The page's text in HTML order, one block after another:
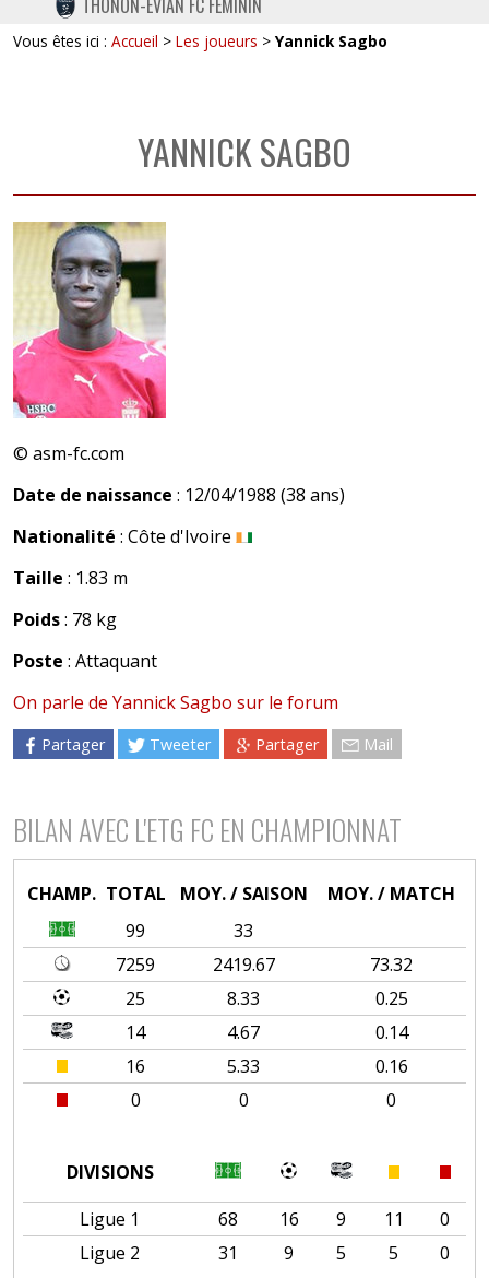
TWITTERTHONON-EVIAN FC FÉMININ
Vous êtes ici : Accueil > Les joueurs > Yannick Sagbo
YANNICK SAGBO
© asm-fc.com
Date de naissance : 12/04/1988 (38 ans)
Nationalité : Côte d'Ivoire
Taille : 1.83 m
Poids: 78 kg
Poste : Attaquant
On parle de Yannick Sagbo sur le forum
Partager Tweeter Partager Mail
BILAN AVEC L'ETG FC EN CHAMPIONNAT
CHAMP. TOTAL MOY. / SAISON
MOY. / MATCH
99
33
7259
2419.67
73.32
25
8.33
0.25
14
4.67
0.14
16
5.33
0.16
0
0 0
DIVISIONS
Ligue 1
68 16 9 11
0
Ligue 2
31 9 5 5 0